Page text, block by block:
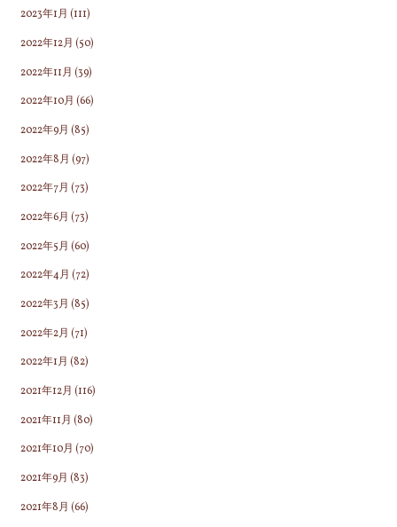
2023年1月 (111)
2022年12月 (50)
2022年11月 (39)
2022年10月 (66)
2022年9月 (85)
2022年8月 (97)
2022年7月 (73)
2022年6月 (73)
2022年5月 (60)
2022年4月 (72)
2022年3月 (85)
2022年2月 (71)
2022年1月 (82)
2021年12月 (116)
2021年11月 (80)
2021年10月 (70)
2021年9月 (83)
2021年8月 (66)